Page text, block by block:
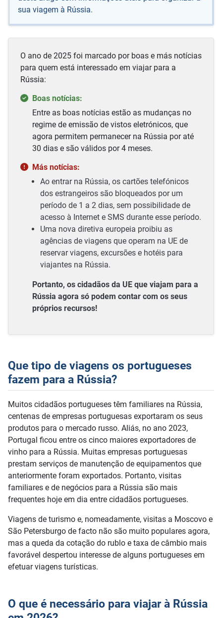
sua viagem à Rússia.
O ano de 2025 foi marcado por boas e más notícias
para quem está interessado em viajar para a
Rússia:
Boas notícias:
Entre as boas notícias estão as mudanças no
regime de emissão de vistos eletrónicos, que
agora permitem permanecer na Rússia por até
30 dias e são válidos por 4 meses.
Más notícias:
Ao entrar na Rússia, os cartões telefónicos
dos estrangeiros são bloqueados por um
período de 1 a 2 dias, sem possibilidade de
acesso à Internet e SMS durante esse período.
Uma nova diretiva europeia proibiu as
agências de viagens que operam na UE de
reservar viagens, excursões e hotéis para
viajantes na Rússia.
Portanto, os cidadãos da UE que viajam para a
Rússia agora só podem contar com os seus
próprios recursos!
Que tipo de viagens os portugueses
fazem para a Rússia?
Muitos cidadãos portugueses têm familiares na Rússia,
centenas de empresas portuguesas exportaram os seus
produtos para o mercado russo. Aliás, no ano 2023,
Portugal ficou entre os cinco maiores exportadores de
vinho para a Rússia. Muitas empresas portuguesas
prestam serviços de manutenção de equipamentos que
anteriormente foram exportados. Portanto, visitas
familiares e de negócios para a Rússia são mais
frequentes hoje em dia entre cidadãos portugueses.
Viagens de turismo e, nomeadamente, visitas a Moscovo e
São Petersburgo de facto não são muito populares agora,
mas a queda da cotação do rublo e taxa de câmbio mais
favorável despertou interesse de alguns portugueses em
efetuar viagens turísticas.
O que é necessário para viajar à Rússia